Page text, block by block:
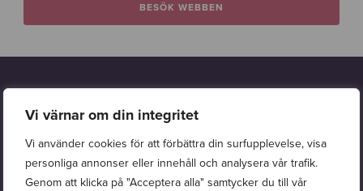
Vi värnar om din integritet
Vi använder cookies för att förbättra din surfupplevelse, visa
personliga annonser eller innehåll och analysera vår trafik.
Genom att klicka på "Acceptera alla" samtycker du till vår
BESÖK WEBBEN
Lät detta intressant? Wasabi Web hjälper företag att växa digitalt.
Oavsett om målet är attnå fler kunder öka dina resultat
eller bygga
så erbjuder vi en helhetslösning – allt
samlat under ett och samma tak.